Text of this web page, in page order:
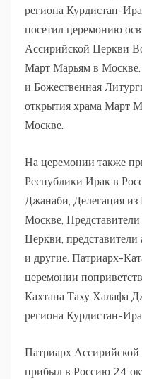
региона Курдистан-
посетил церемонию
Ассирийской Церкви
Март Марьям в Москве.
и Божественная
открытия храма Март
Москве.
На церемонии также
Республики Ирак в
Джанаби, Делегация
Москве,
Церкви,
и другие. Патриарх-
церемонии
Кахтана Таху Халафа
региона Курдистан-
Патриарх
прибыл в Россию 24